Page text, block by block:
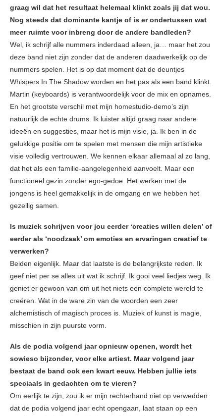
graag wil dat het resultaat helemaal klinkt zoals jij dat wou.
Nog steeds dat dominante kantje of is er ondertussen wat
meer ruimte voor inbreng door de andere bandleden?
Wel, ik schrijf alle nummers inderdaad alleen, ja… maar het zou
deze band niet zijn zonder dat de anderen daadwerkelijk op de
nummers spelen. Het is op dat moment dat de deuntjes
Whispers In The Shadow worden en het pas als een band klinkt.
Martin (keyboards) is verantwoordelijk voor de mix en opnames.
En het grootste verschil met mijn homestudio-demo’s zijn
natuurlijk de echte drums. Ik luister altijd graag naar andere
ideeën en suggesties, maar het is mijn visie, ja. Ik ben in de
gelukkige positie om te spelen met mensen die mijn artistieke
visie volledig vertrouwen. We kennen elkaar allemaal al zo lang,
dat het als een familie-aangelegenheid aanvoelt. Maar een
functioneel gezin zonder ego-gedoe. Het werken met de
jongens is heel gemakkelijk in de omgang en we hebben het
gezellig samen.
Is muziek schrijven voor jou eerder ‘creaties willen delen’ of
eerder als ‘noodzaak’ om emoties en ervaringen creatief te
verwerken?
Beiden eigenlijk. Maar dat laatste is de belangrijkste reden. Ik
geef niet per se alles uit wat ik schrijf. Ik gooi veel liedjes weg. Ik
geniet er gewoon van om uit het niets een complete wereld te
creëren. Wat in de ware zin van de woorden een zeer
alchemistisch of magisch proces is. Muziek of kunst is magie,
misschien in zijn puurste vorm.
Als de podia volgend jaar opnieuw openen, wordt het
sowieso bijzonder, voor elke artiest. Maar volgend jaar
bestaat de band ook een kwart eeuw. Hebben jullie iets
speciaals in gedachten om te vieren?
Om eerlijk te zijn, zou ik er mijn rechterhand niet op verwedden
dat de podia volgend jaar echt opengaan, laat staan op een